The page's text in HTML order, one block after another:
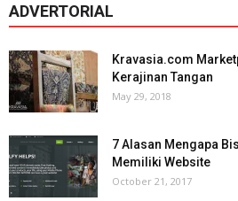
ADVERTORIAL
Kravasia.com
Kerajinan Tangan
May 29, 2018
7 Alasan Mengapa
Memiliki Website
October 21, 2017